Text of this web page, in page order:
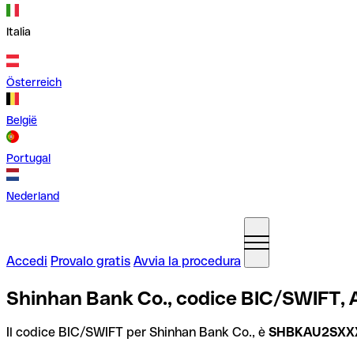
Italia
Österreich
België
Portugal
Nederland
Accedi Provalo gratis Avvia la procedura
Shinhan Bank Co., codice BIC/SWIFT,
Il codice BIC/SWIFT per Shinhan Bank Co., è